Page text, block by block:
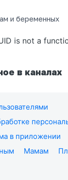
и беременных
is not a
в каналах
в приложении
Мамам